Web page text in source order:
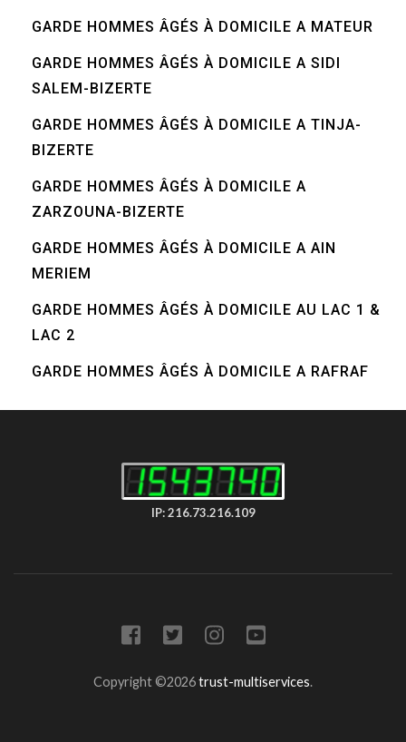
GARDE HOMMES ÂGÉS À DOMICILE A MATEUR
GARDE HOMMES ÂGÉS À DOMICILE A SIDI
SALEM-BIZERTE
GARDE HOMMES ÂGÉS À DOMICILE A TINJA-
BIZERTE
GARDE HOMMES ÂGÉS À DOMICILE A
ZARZOUNA-BIZERTE
GARDE HOMMES ÂGÉS À DOMICILE A AIN
MERIEM
GARDE HOMMES ÂGÉS À DOMICILE AU LAC 1 &
LAC 2
GARDE HOMMES ÂGÉS À DOMICILE A RAFRAF
IP: 216.73.216.109
Copyright ©2026trust-multiservices.